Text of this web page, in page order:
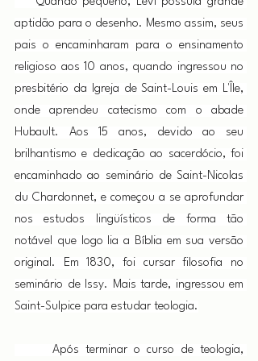
aptidão para o desenho. Mesmo assim, seus
pais o encaminharam para o ensinamento
religioso aos 10 anos, quando ingressou no
presbitério da Igreja de Saint-Louis em L'Île,
onde aprendeu catecismo com o abade
Hubault. Aos 15 anos, devido ao seu
brilhantismo e dedicação ao sacerdócio, foi
encaminhado ao seminário de Saint-Nicolas
du Chardonnet, e começou a se aprofundar
nos estudos lingüísticos de forma tão
notável que logo lia a Bíblia em sua versão
original. Em 1830, foi cursar filosofia no
seminário de Issy. Mais tarde, ingressou em
Saint-Sulpice para estudar teologia.
Após terminar o curso de teologia,